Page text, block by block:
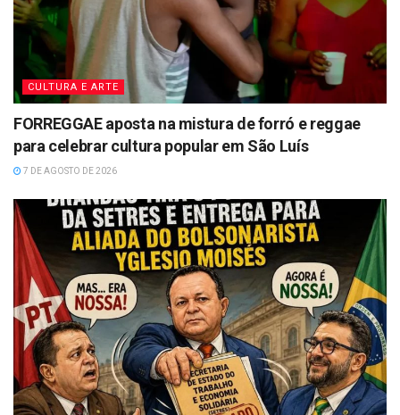
CULTURA E ARTE
FORREGGAE aposta na mistura de forró e reggae
para celebrar cultura popular em São Luís
7 DE AGOSTO DE 2026